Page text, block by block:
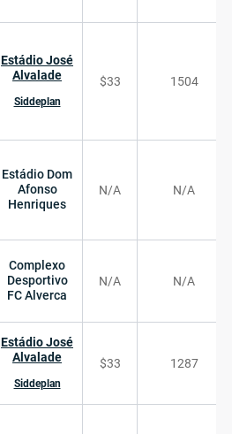
Estádio José
Alvalade
Siddeplan
$33 1504
Estádio Dom
Afonso
Henriques
N/A N/A
Complexo
Desportivo
FC Alverca
N/A N/A
Estádio José
Alvalade
Siddeplan
$33 1287